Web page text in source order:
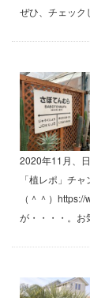
ぜひ、チェッ
2020年11月、
「植レポ」チ
（＾＾）
が・・・・。
2021
2021
2021
2021
2021
2021
2021
2020
2020